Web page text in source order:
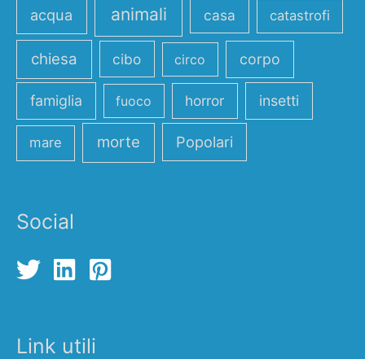
acqua animali casa catastrofi
chiesa cibo circo corpo
famiglia fuoco horror insetti
mare morte Popolari
Social
Link utili